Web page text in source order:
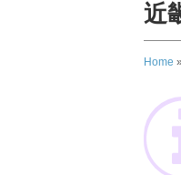
近
Home »